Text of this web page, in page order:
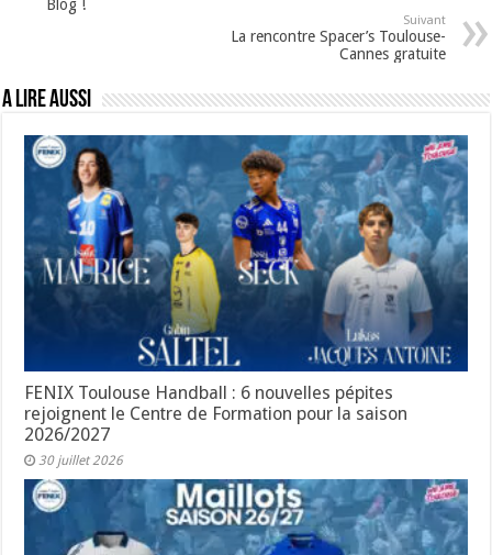
Blog !
Suivant
La rencontre Spacer’s Toulouse-
Cannes gratuite
A lire aussi
FENIX Toulouse Handball : 6 nouvelles pépites
rejoignent le Centre de Formation pour la saison
2026/2027
30 juillet 2026